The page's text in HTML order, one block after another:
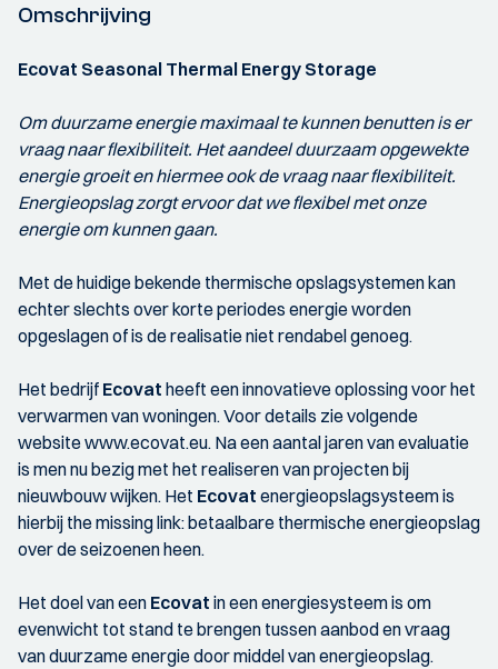
Omschrijving
Ecovat Seasonal Thermal Energy Storage
Om duurzame energie maximaal te kunnen benutten is er
vraag naar flexibiliteit. Het aandeel duurzaam opgewekte
energie groeit en hiermee ook de vraag naar flexibiliteit.
Energieopslag zorgt ervoor dat we flexibel met onze
energie om kunnen gaan.
Met de huidige bekende thermische opslagsystemen kan
echter slechts over korte periodes energie worden
opgeslagen of is de realisatie niet rendabel genoeg.
Het bedrijf Ecovat heeft een innovatieve oplossing voor het
verwarmen van woningen. Voor details zie volgende
website www.ecovat.eu. Na een aantal jaren van evaluatie
is men nu bezig met het realiseren van projecten bij
nieuwbouw wijken. Het Ecovat energieopslagsysteem is
hierbij the missing link: betaalbare thermische energieopslag
over de seizoenen heen.
Het doel van een Ecovat in een energiesysteem is om
evenwicht tot stand te brengen tussen aanbod en vraag
van duurzame energie door middel van energieopslag.